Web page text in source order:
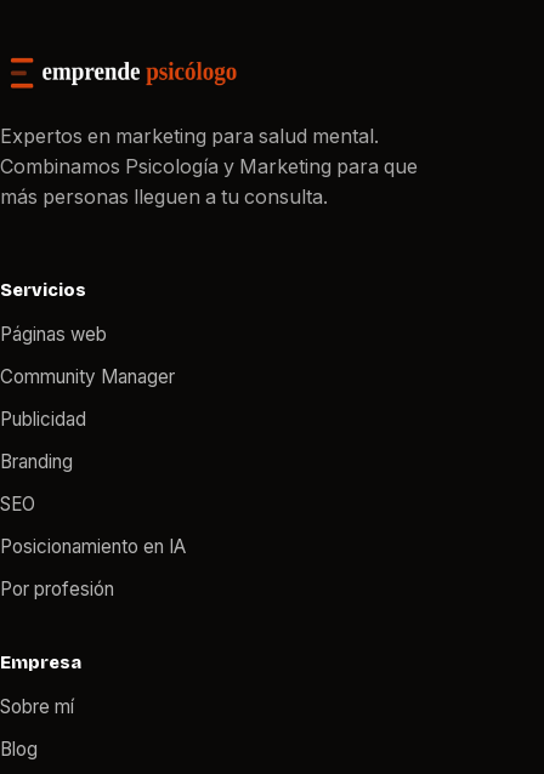
Expertos en marketing para salud mental.
Combinamos Psicología y Marketing para que
más personas lleguen a tu consulta.
Servicios
Páginas web
Community Manager
Publicidad
Branding
SEO
Posicionamiento en IA
Por profesión
Empresa
Sobre mí
Blog